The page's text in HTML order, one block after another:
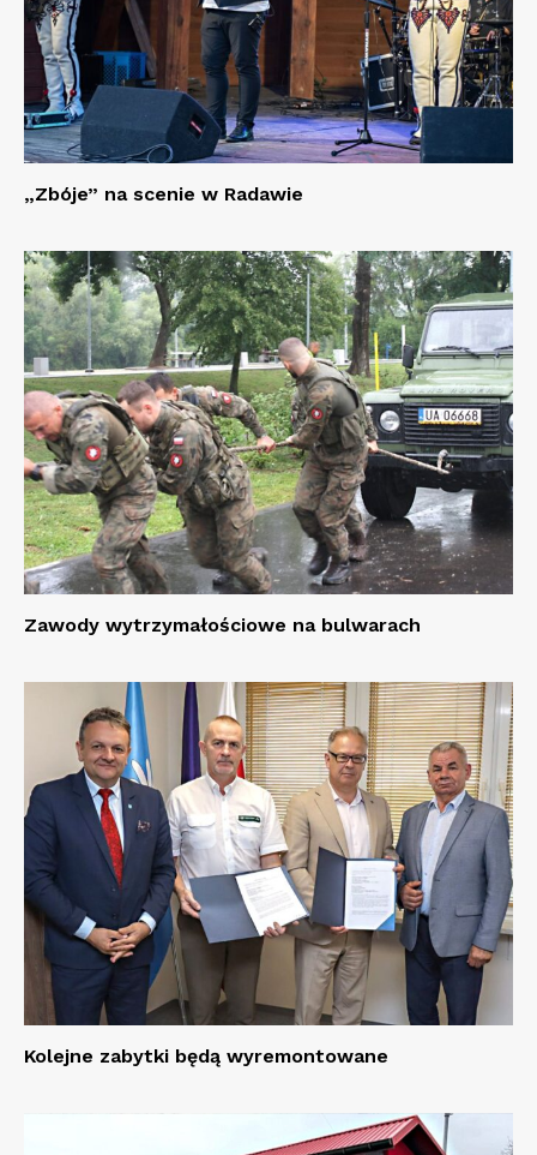
„Zbóje” na scenie w Radawie
Zawody wytrzymałościowe na bulwarach
Kolejne zabytki będą wyremontowane